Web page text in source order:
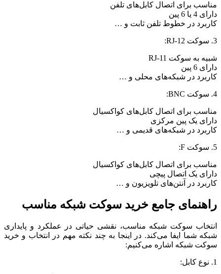
مناسب برای اتصال کابل‌های تلفن
دارای 4 یا 6 پین
کاربرد در خطوط تلفن ثابت و …
3. سوکت RJ-12:
شبیه به سوکت RJ-11
دارای 6 پین
کاربرد در شبکه‌های محلی و …
4. سوکت BNC:
مناسب برای اتصال کابل‌های کواکسیال
دارای یک پین مرکزی
کاربرد در شبکه‌های قدیمی و …
5. سوکت F:
مناسب برای اتصال کابل‌های کواکسیال
دارای یک اتصال پیچی
کاربرد در آنتن‌های تلویزیون و …
راهنمای جامع خرید سوکت شبکه مناسب
انتخاب سوکت شبکه مناسب، نقشی حیاتی در عملکرد و پایداری
شبکه شما ایفا می‌کند. در اینجا به چند نکته مهم در انتخاب و خرید
سوکت شبکه اشاره می‌کنیم:
1. نوع کابل: